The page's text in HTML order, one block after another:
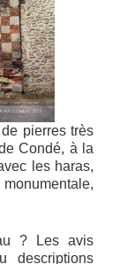
pierres très
Condé, à la
les haras,
? Les avis
descriptions